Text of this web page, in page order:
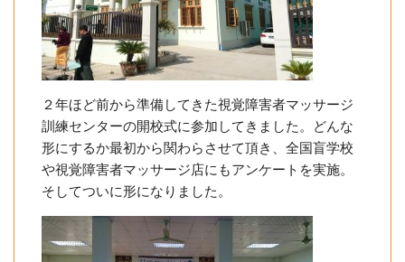
２年ほど前から準備してきた視覚障害者マッサージ
訓練センターの開校式に参加してきました。どんな
形にするか最初から関わらさせて頂き、全国盲学校
や視覚障害者マッサージ店にもアンケートを実施。
そしてついに形になりました。